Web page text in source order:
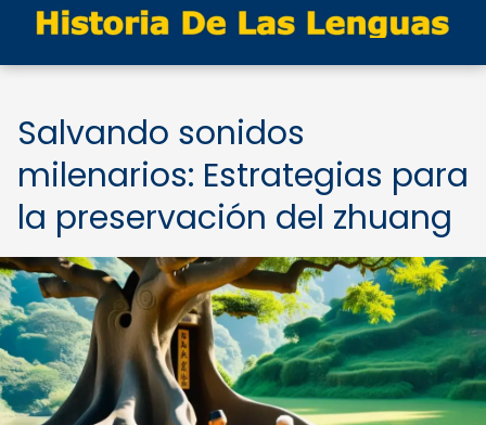
Salvando sonidos
milenarios: Estrategias para
la preservación del zhuang